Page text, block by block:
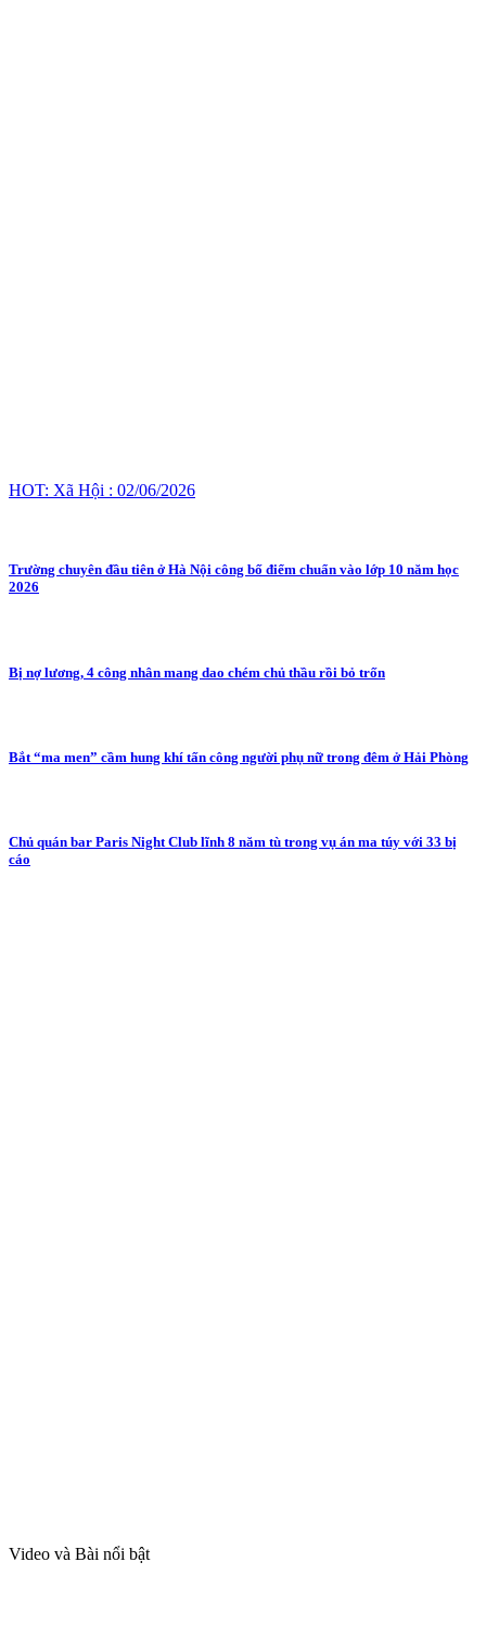
HOT: Xã Hội : 02/06/2026
Trường chuyên đầu tiên ở Hà Nội công bố điểm chuẩn vào lớp 10 năm học
2026
Bị nợ lương, 4 công nhân mang dao chém chủ thầu rồi bỏ trốn
Bắt “ma men” cầm hung khí tấn công người phụ nữ trong đêm ở Hải Phòng
Chủ quán bar Paris Night Club lĩnh 8 năm tù trong vụ án ma túy với 33 bị
cáo
Video và Bài nổi bật